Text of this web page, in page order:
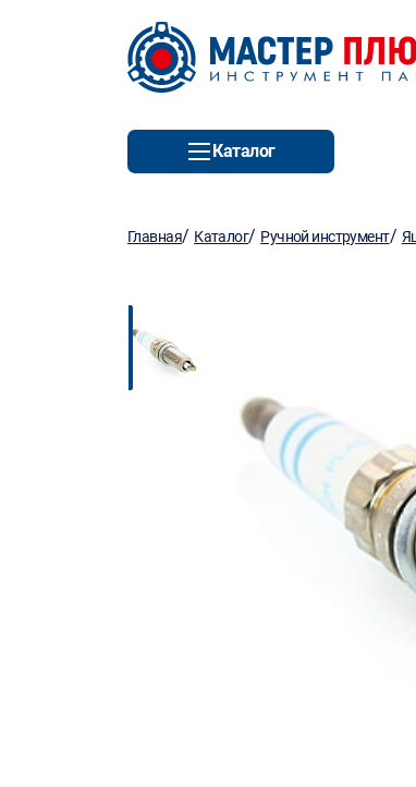
Каталог
Главная/ Каталог/ Ручной инструмент/